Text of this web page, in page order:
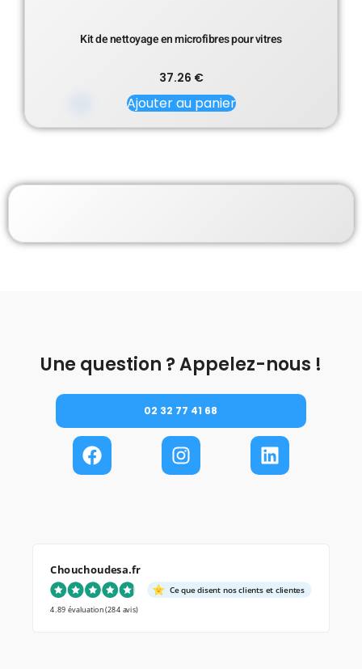
Kit de nettoyage en microfibres pour vitres
37.26 €
Ajouter au panier
Une question ? Appelez-nous !
02 32 77 41 68
Chouchoudesa.fr
Ce que disent nos clients et clientes
4.89 évaluation(284 avis)